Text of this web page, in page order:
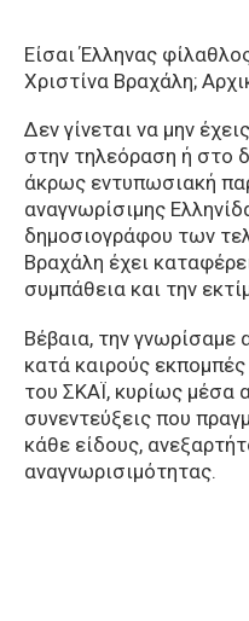
Είσαι Έλληνας
Χριστίνα Βραχάλη;
Δεν γίνεται να μην
στην τηλεόραση ή στο
άκρως εντυπωσιακή
αναγνωρίσιμης
δημοσιογράφου των
Βραχάλη έχει
συμπάθεια και την
Βέβαια, την γνωρίσαμε
κατά καιρούς
του ΣΚΑΪ, κυρίως μέσα
συνεντεύξεις που
κάθε είδους,
αναγνωρισιμότητας.